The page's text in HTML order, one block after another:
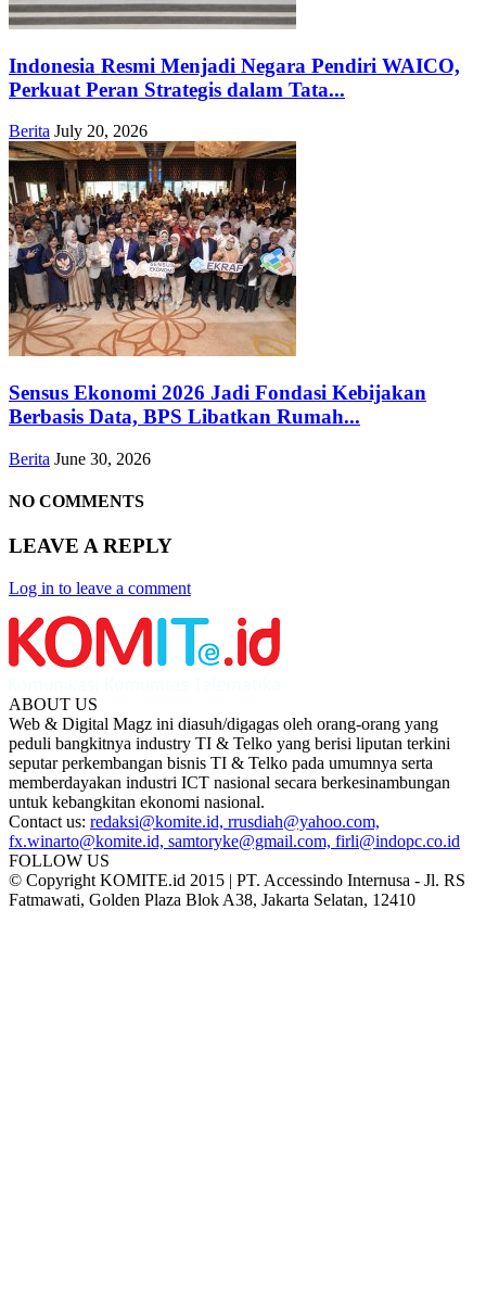
Indonesia Resmi Menjadi Negara Pendiri WAICO,
Perkuat Peran Strategis dalam Tata...
Berita July 20, 2026
Sensus Ekonomi 2026 Jadi Fondasi Kebijakan
Berbasis Data, BPS Libatkan Rumah...
Berita June 30, 2026
NO COMMENTS
LEAVE A REPLY
Log in to leave a comment
ABOUT US
Web & Digital Magz ini diasuh/digagas oleh orang-orang yang
peduli bangkitnya industry TI & Telko yang berisi liputan terkini
seputar perkembangan bisnis TI & Telko pada umumnya serta
memberdayakan industri ICT nasional secara berkesinambungan
untuk kebangkitan ekonomi nasional.
Contact us: redaksi@komite.id, rrusdiah@yahoo.com,
fx.winarto@komite.id, samtoryke@gmail.com, firli@indopc.co.id
FOLLOW US
© Copyright KOMITE.id 2015 | PT. Accessindo Internusa - Jl. RS
Fatmawati, Golden Plaza Blok A38, Jakarta Selatan, 12410